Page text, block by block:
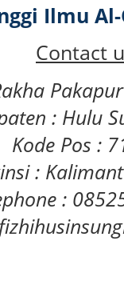
Ilmu
Contact
: Hulu
Kode Pos :
:
: